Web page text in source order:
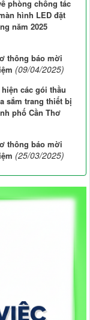
phòng chống tác
hình LED đặt
năm 2025
thông báo mời
(09/04/2025)
các gói thầu
sắm trang thiết bị
phố Cần Thơ
thông báo mời
(25/03/2025)